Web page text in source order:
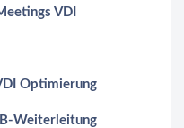
VDI
Optimierung
Weiterleitung